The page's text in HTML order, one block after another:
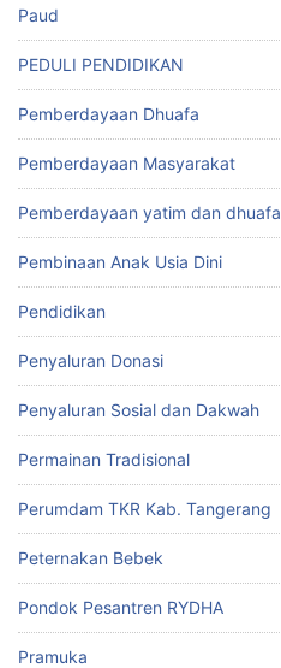
Paud
PEDULI PENDIDIKAN
Pemberdayaan Dhuafa
Pemberdayaan Masyarakat
Pemberdayaan yatim dan dhuafa
Pembinaan Anak Usia Dini
Pendidikan
Penyaluran Donasi
Penyaluran Sosial dan Dakwah
Permainan Tradisional
Perumdam TKR Kab. Tangerang
Peternakan Bebek
Pondok Pesantren RYDHA
Pramuka